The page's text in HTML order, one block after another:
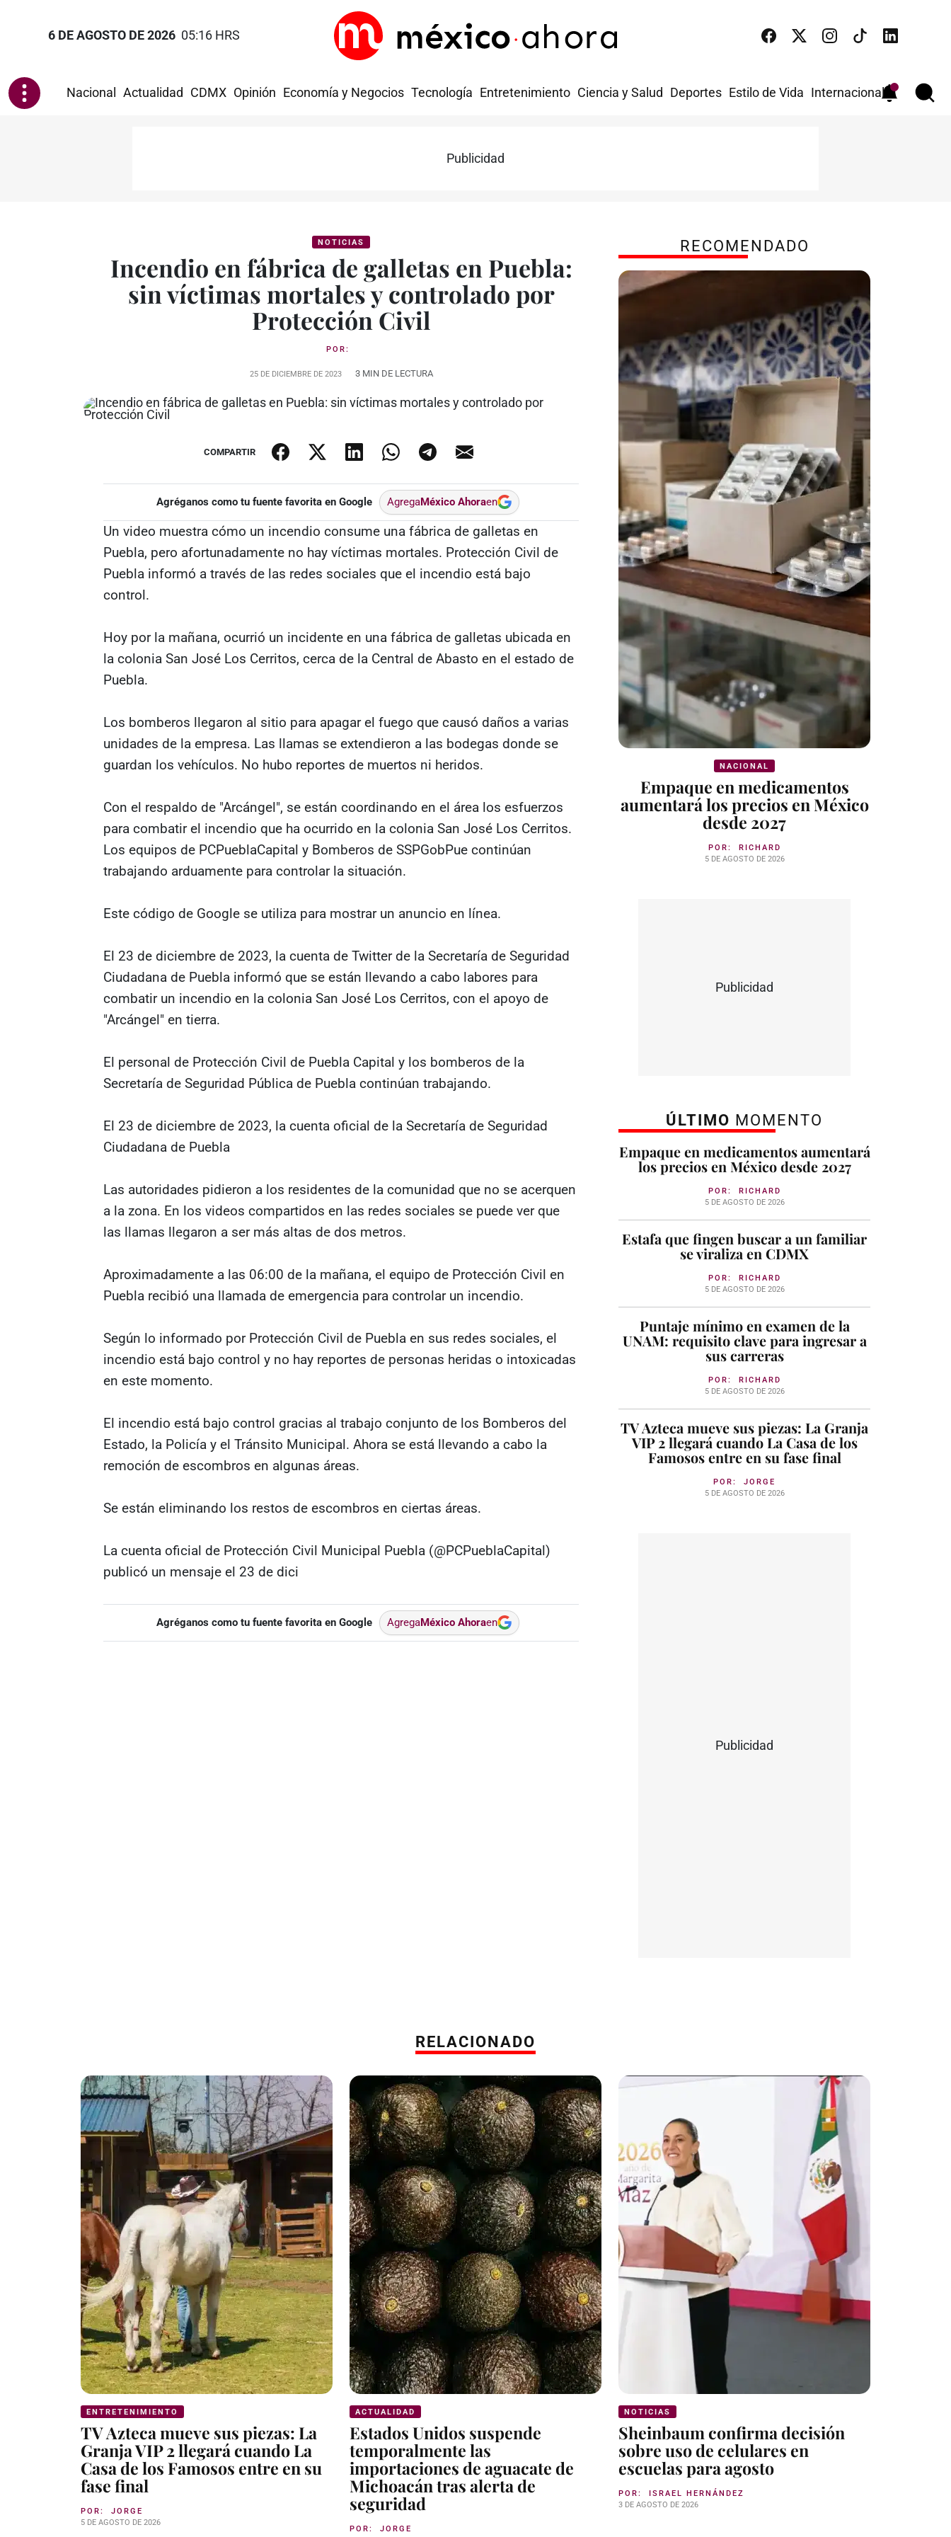
6 DE AGOSTO DE 2026 05:16 HRS
Nacional Actualidad CDMX Opinión Economía y Negocios Tecnología Entretenimiento Ciencia y Salud Deportes Estilo de Vida Internacional
Publicidad
NOTICIAS
Incendio en fábrica de galletas en Puebla:
sin víctimas mortales y controlado por
Protección Civil
POR:
25 DE DICIEMBRE DE 2023 3 MIN DE LECTURA
COMPARTIR
Agréganos como tu fuente favorita en Google AgregaMéxico Ahoraen
Un video muestra cómo un incendio consume una fábrica de galletas en
Puebla, pero afortunadamente no hay víctimas mortales. Protección Civil de
Puebla informó a través de las redes sociales que el incendio está bajo
control.
Hoy por la mañana, ocurrió un incidente en una fábrica de galletas ubicada en
la colonia San José Los Cerritos, cerca de la Central de Abasto en el estado de
Puebla.
Los bomberos llegaron al sitio para apagar el fuego que causó daños a varias
unidades de la empresa. Las llamas se extendieron a las bodegas donde se
guardan los vehículos. No hubo reportes de muertos ni heridos.
Con el respaldo de "Arcángel", se están coordinando en el área los esfuerzos
para combatir el incendio que ha ocurrido en la colonia San José Los Cerritos.
Los equipos de PCPueblaCapital y Bomberos de SSPGobPue continúan
trabajando arduamente para controlar la situación.
Este código de Google se utiliza para mostrar un anuncio en línea.
El 23 de diciembre de 2023, la cuenta de Twitter de la Secretaría de Seguridad
Ciudadana de Puebla informó que se están llevando a cabo labores para
combatir un incendio en la colonia San José Los Cerritos, con el apoyo de
"Arcángel" en tierra.
El personal de Protección Civil de Puebla Capital y los bomberos de la
Secretaría de Seguridad Pública de Puebla continúan trabajando.
El 23 de diciembre de 2023, la cuenta oficial de la Secretaría de Seguridad
Ciudadana de Puebla
Las autoridades pidieron a los residentes de la comunidad que no se acerquen
a la zona. En los videos compartidos en las redes sociales se puede ver que
las llamas llegaron a ser más altas de dos metros.
Aproximadamente a las 06:00 de la mañana, el equipo de Protección Civil en
Puebla recibió una llamada de emergencia para controlar un incendio.
Según lo informado por Protección Civil de Puebla en sus redes sociales, el
incendio está bajo control y no hay reportes de personas heridas o intoxicadas
en este momento.
El incendio está bajo control gracias al trabajo conjunto de los Bomberos del
Estado, la Policía y el Tránsito Municipal. Ahora se está llevando a cabo la
remoción de escombros en algunas áreas.
Se están eliminando los restos de escombros en ciertas áreas.
La cuenta oficial de Protección Civil Municipal Puebla (@PCPueblaCapital)
publicó un mensaje el 23 de dici
Agréganos como tu fuente favorita en Google AgregaMéxico Ahoraen
RECOMENDADO
NACIONAL
Empaque en medicamentos
aumentará los precios en México
desde 2027
POR: RICHARD
5 DE AGOSTO DE 2026
Publicidad
ÚLTIMO MOMENTO
Empaque en medicamentos aumentará
los precios en México desde 2027
POR: RICHARD
5 DE AGOSTO DE 2026
Estafa que fingen buscar a un familiar
se viraliza en CDMX
POR: RICHARD
5 DE AGOSTO DE 2026
Puntaje mínimo en examen de la
UNAM: requisito clave para ingresar a
sus carreras
POR: RICHARD
5 DE AGOSTO DE 2026
TV Azteca mueve sus piezas: La Granja
VIP 2 llegará cuando La Casa de los
Famosos entre en su fase final
POR: JORGE
5 DE AGOSTO DE 2026
Publicidad
RELACIONADO
ENTRETENIMIENTO
TV Azteca mueve sus piezas: La
Granja VIP 2 llegará cuando La
Casa de los Famosos entre en su
fase final
POR: JORGE
5 DE AGOSTO DE 2026
ACTUALIDAD
Estados Unidos suspende
temporalmente las
importaciones de aguacate de
Michoacán tras alerta de
seguridad
POR: JORGE
NOTICIAS
Sheinbaum confirma decisión
sobre uso de celulares en
escuelas para agosto
POR: ISRAEL HERNÁNDEZ
3 DE AGOSTO DE 2026